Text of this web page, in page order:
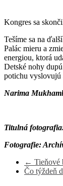
Kongres sa
Tešíme sa na
Palác mieru a
energiou, ktorá
Detské nohy
potichu vyslovujú
Narima
Titulná
Fotografie:
← Tieňové
Čo týždeň